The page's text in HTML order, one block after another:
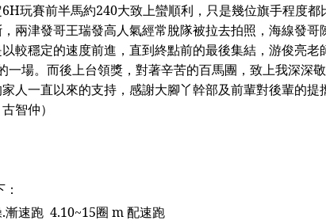
6H玩賽前半馬約240大致上蠻順利，只是幾位旗手程度都
兩津發哥王瑞發高人氣經常脫隊被拉去拍照，海線發哥
較穩定的速度前進，直到終點前的最後集結， 游俊亮老
一場。而後上台領獎，對著辛苦的百馬團 ，致上我深深
人一直以來的支持，感謝大腳丫幹部及前輩對後輩的提
智仲）
.漸速跑 4.10~15圈 m配速跑